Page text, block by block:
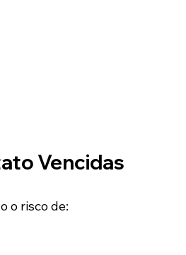
Vencidas
o risco de: